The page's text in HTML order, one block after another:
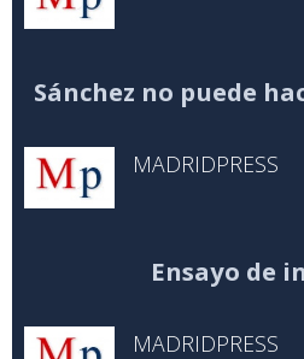
Sánchez no puede
MADRIDPRESS
Ensayo de
MADRIDPRESS